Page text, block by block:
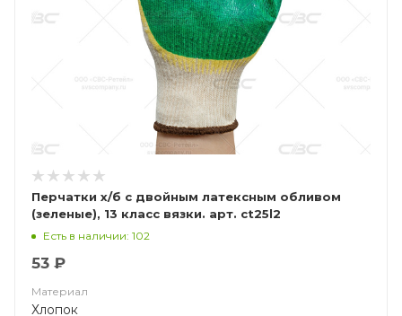
Перчатки х/б с двойным латексным обливом
(зеленые), 13 класс вязки. арт. ct25l2
Есть в наличии: 102
53 ₽
Материал
Хлопок